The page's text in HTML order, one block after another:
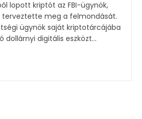
lopott kriptót az FBI-ügynök,
terveztette meg a felmondását.
ügynök saját kriptotárcájába
dollárnyi digitális eszközt...